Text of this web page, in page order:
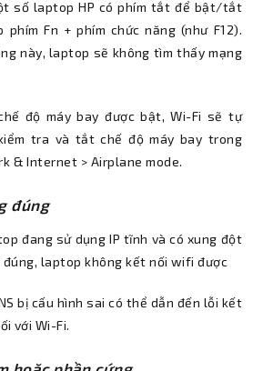
số laptop HP có phím tắt để bật/tắt
Fn + phím chức năng (như F12).
này, laptop sẽ không tìm thấy mạng
độ máy bay được bật, Wi-Fi sẽ tự
tra và tắt chế độ máy bay trong
& Internet > Airplane mode.
đúng
đang sử dụng IP tĩnh và có xung đột
đúng, laptop không kết nối wifi được
bị cấu hình sai có thể dẫn đến lỗi kết
với Wi-Fi.